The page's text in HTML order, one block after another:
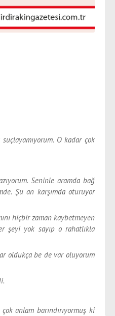
O kadar çok
Seninle aramda bağ
Şu an karşımda oturuyor
hiçbir zaman kaybetmeyen
şeyi yok sayıp o rahatlıkla
oldukça be de var oluyorum
anlam barındırıyormuş ki